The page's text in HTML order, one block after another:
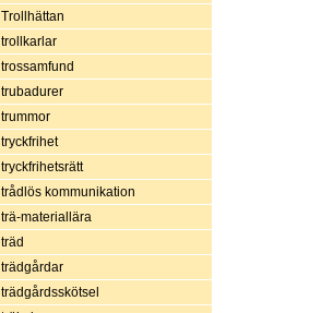
Trollhättan
trollkarlar
trossamfund
trubadurer
trummor
tryckfrihet
tryckfrihetsrätt
trådlös kommunikation
trä-materiallära
träd
trädgårdar
trädgårdsskötsel